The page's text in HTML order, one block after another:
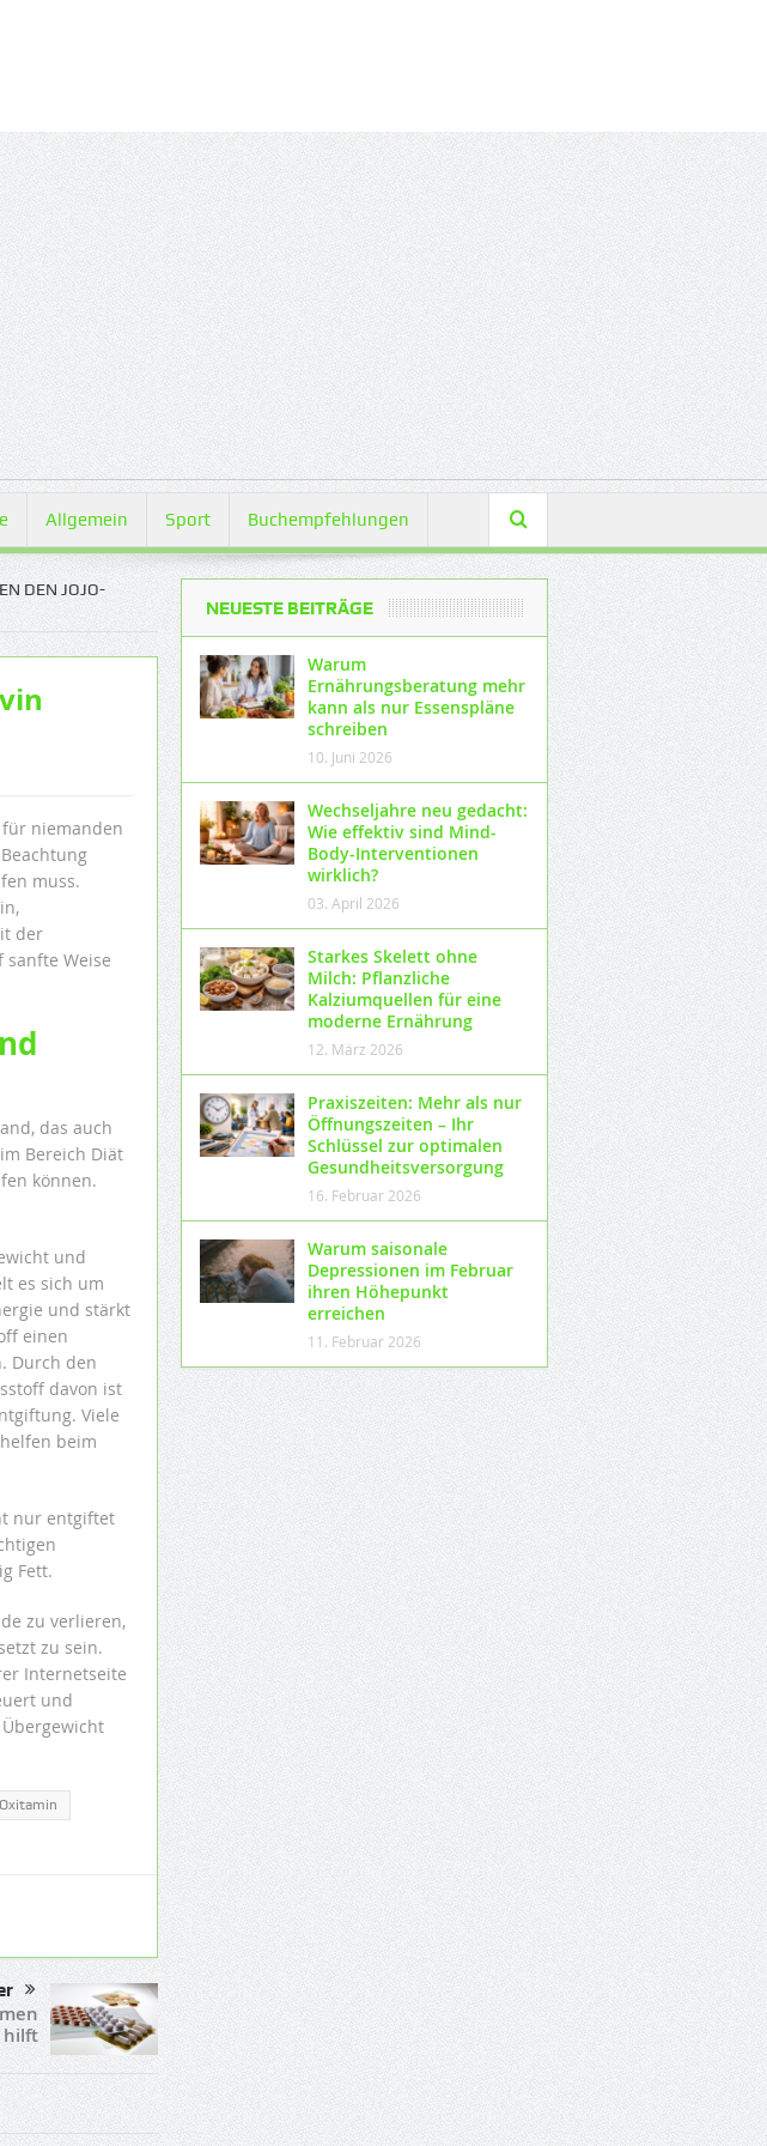
Allgemein Sport Buchempfehlungen
DEN JOJO-
niemanden
muss.
der
sanfte Weise
das auch
Bereich Diät
können.
und
es sich um
und stärkt
einen
Durch den
davon ist
Viele
beim
nur entgiftet
Fett.
zu verlieren,
zu sein.
Internetseite
und
Oxitamin
hilft
NEUESTE BEITRÄGE
Warum
Ernährungsberatung mehr
kann als nur Essenspläne
schreiben
10. Juni 2026
Wechseljahre neu gedacht:
Wie effektiv sind Mind-
Body-Interventionen
wirklich?
03. April 2026
Starkes Skelett ohne
Milch: Pflanzliche
Kalziumquellen für eine
moderne Ernährung
12. März 2026
Praxiszeiten: Mehr als nur
Öffnungszeiten – Ihr
Schlüssel zur optimalen
Gesundheitsversorgung
16. Februar 2026
Warum saisonale
Depressionen im Februar
ihren Höhepunkt
erreichen
11. Februar 2026